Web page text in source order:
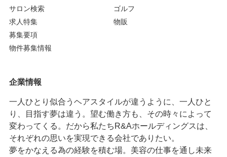
サロン検索
求人特集
募集要項
物件募集情報
ゴルフ
物販
企業情報
一人ひとり似合うヘアスタイルが違うように、一人ひと
り、目指す夢は違う。望む働き方も、その時々によって
変わってくる。だから私たちR&Aホールディングスは、
それぞれの思いを実現できる会社でありたい。
夢をかなえる為の経験を積む場。美容の仕事を通し未来